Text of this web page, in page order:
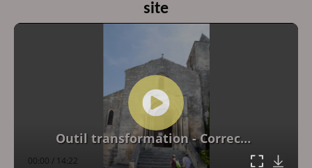
site
Lecteur
Outil transformation - Correction de l’objectif
00:00 / 14:22